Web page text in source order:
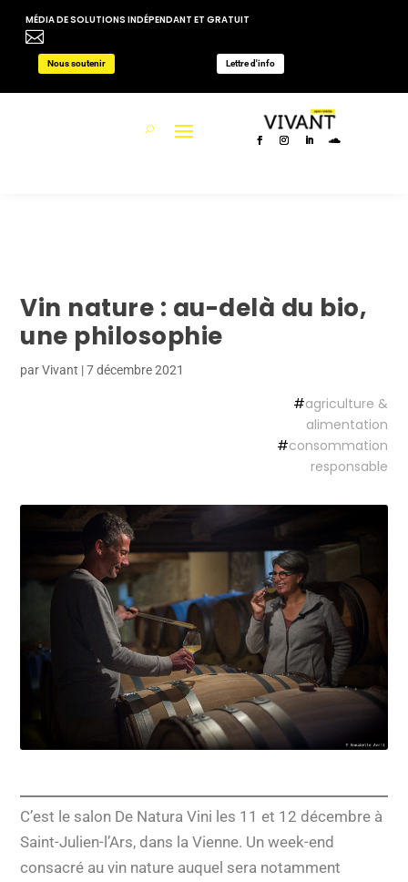
MÉDIA DE SOLUTIONS INDÉPENDANT ET GRATUIT

Nous soutenir Lettre d'info
Vin nature : au-delà du bio,
une philosophie
parVivant |7 décembre 2021
#agriculture &
alimentation
#consommation
responsable
C’est le salon De Natura Vini les 11 et 12 décembre à
Saint-Julien-l’Ars, dans la Vienne. Un week-end
consacré au vin nature auquel sera notamment